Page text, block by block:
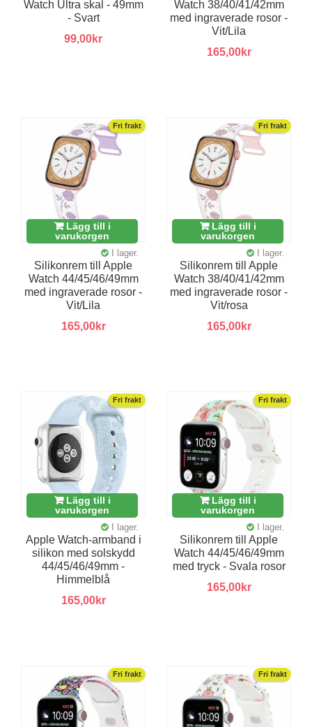
Watch Ultra skal - 49mm
- Svart
99,00kr
Watch 38/40/41/42mm
med ingraverade rosor -
Vit/Lila
165,00kr
Fri frakt
Lägg till i
varukorgen
I lager.
Silikonrem till Apple
Watch 44/45/46/49mm
med ingraverade rosor -
Vit/Lila
165,00kr
Fri frakt
Lägg till i
varukorgen
I lager.
Silikonrem till Apple
Watch 38/40/41/42mm
med ingraverade rosor -
Vit/rosa
165,00kr
Fri frakt
Lägg till i
varukorgen
I lager.
Apple Watch-armband i
silikon med solskydd
44/45/46/49mm -
Himmelblå
165,00kr
Fri frakt
Lägg till i
varukorgen
I lager.
Silikonrem till Apple
Watch 44/45/46/49mm
med tryck - Svala rosor
165,00kr
Fri frakt Fri frakt